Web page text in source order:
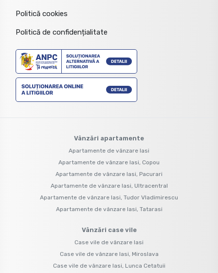
Politică cookies
Politică de confidențialitate
Vânzări apartamente
Apartamente de vânzare Iasi
Apartamente de vânzare Iasi, Copou
Apartamente de vânzare Iasi, Pacurari
Apartamente de vânzare Iasi, Ultracentral
Apartamente de vânzare Iasi, Tudor Vladimirescu
Apartamente de vânzare Iasi, Tatarasi
Vânzări case vile
Case vile de vânzare Iasi
Case vile de vânzare Iasi, Miroslava
Case vile de vânzare Iasi, Lunca Cetatuii